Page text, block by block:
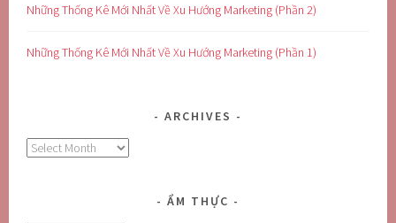
Những Thống Kê Mới Nhất Về Xu Hướng Marketing (Phần 2)
Những Thống Kê Mới Nhất Về Xu Hướng Marketing (Phần 1)
ARCHIVES
Archives
ẨM THỰC